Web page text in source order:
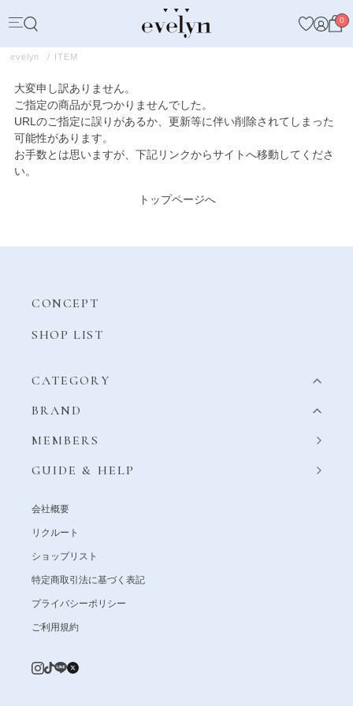
0
evelyn ITEM
大変申し訳ありません。
ご指定の商品が見つかりませんでした。
URLのご指定に誤りがあるか、更新等に伴い削除されてしまった
可能性があります。
お手数とは思いますが、下記リンクからサイトへ移動してくださ
い。
トップページへ
CONCEPT
SHOP LIST
CATEGORY
BRAND
MEMBERS
GUIDE & HELP
会社概要
リクルート
ショップリスト
特定商取引法に基づく表記
プライバシーポリシー
ご利用規約